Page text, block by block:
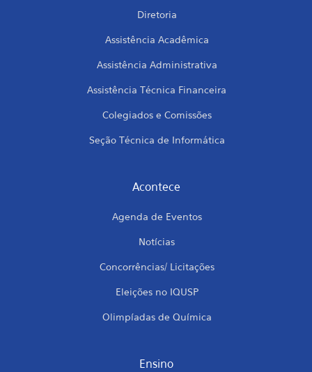
Diretoria
Assistência Acadêmica
Assistência Administrativa
Assistência Técnica Financeira
Colegiados e Comissões
Seção Técnica de Informática
Acontece
Agenda de Eventos
Notícias
Concorrências/ Licitações
Eleições no IQUSP
Olimpíadas de Química
Ensino